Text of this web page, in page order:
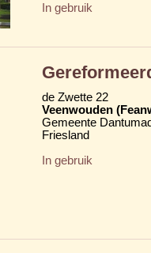
In gebruik
de Zwette 22
Veenwouden
Gemeente
Friesland
In gebruik